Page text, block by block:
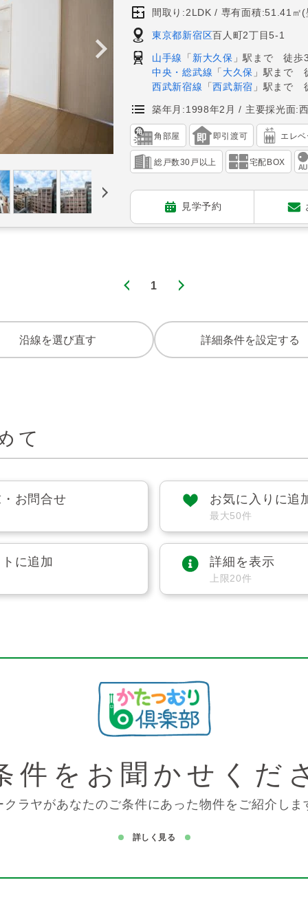
間取り:2LDK 専有面積:51.41㎡(
東京都新宿区百人町2丁目5-1
山手線 「 新大久保 」駅まで 徒歩
中央・総武線 「 大久保 」駅まで
西武新宿線 「西武新宿 」駅まで
築年月:1998年2月 主要採光面:
角部屋 即引渡可 エレ
総戸数30戸以上 宅配BOX
見学予約
1
沿線を選び直す 詳細条件を設定する
て
お問合せ お気に入りに追
最大50件
に追加 詳細を表示
上限20件
件を お聞かせくだ
クラヤがあなたのご条件にあった物件をご紹介しま
詳しく見る